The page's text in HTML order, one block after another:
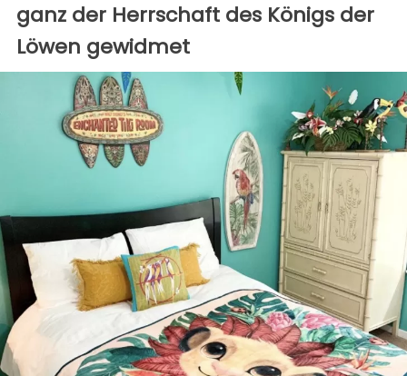
ganz der Herrschaft des Königs der
Löwen gewidmet